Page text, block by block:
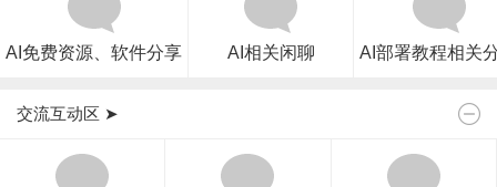
AI免费资源、软件分享 AI相关闲聊 AI部署教程相关
交流互动区 ➤